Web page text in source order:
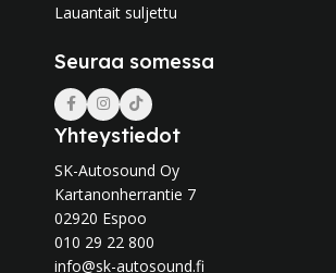
Lauantait suljettu
Seuraa somessa
Yhteystiedot
SK-Autosound Oy
Kartanonherrantie 7
02920 Espoo
010 29 22 800
info@sk-autosound.fi